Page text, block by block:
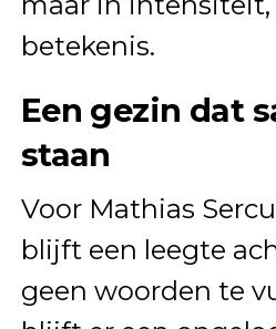
betekenis.
Een gezin dat
staan
Voor Mathias
blijft een leegte
geen woorden te